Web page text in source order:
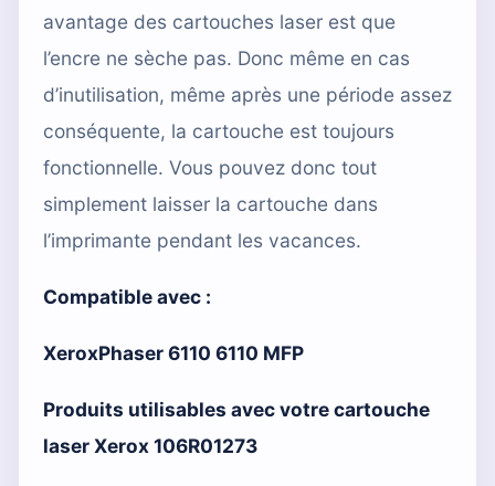
avantage des cartouches laser est que
l’encre ne sèche pas. Donc même en cas
d’inutilisation, même après une période assez
conséquente, la cartouche est toujours
fonctionnelle. Vous pouvez donc tout
simplement laisser la cartouche dans
l’imprimante pendant les vacances.
Compatible avec :
XeroxPhaser 6110 6110 MFP
Produits utilisables avec votre cartouche
laser Xerox 106R01273